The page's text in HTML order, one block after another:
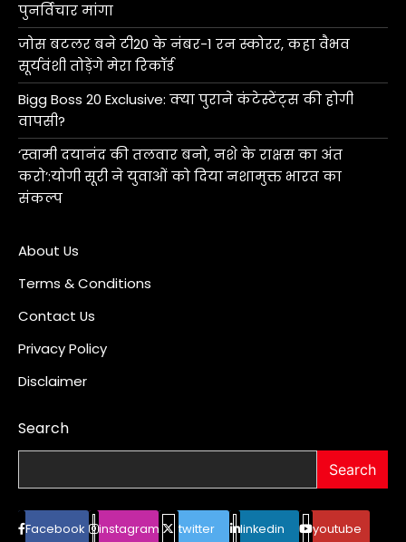
पुनर्विचार मांगा
जोस बटलर बने टी20 के नंबर-1 रन स्कोरर, कहा वैभव
सूर्यवंशी तोड़ेंगे मेरा रिकॉर्ड
Bigg Boss 20 Exclusive: क्या पुराने कंटेस्टेंट्स की होगी
वापसी?
‘स्वामी दयानंद की तलवार बनो, नशे के राक्षस का अंत
करो’:योगी सूरी ने युवाओं को दिया नशामुक्त भारत का
संकल्प
About Us
Terms & Conditions
Contact Us
Privacy Policy
Disclaimer
Search
Search
Facebook instagram twitter linkedin youtube